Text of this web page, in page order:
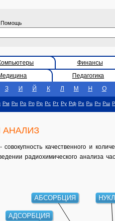
Помощь
Финансы
Педагогика
З И Й К Л М Н О
Рм Рн Ро Рп Рр Рс Рт Ру Рф Рх Рц Рч Рш
качественного и
радиохимического анализа
АБСОРБЦИЯ
АДСОРБЦИЯ